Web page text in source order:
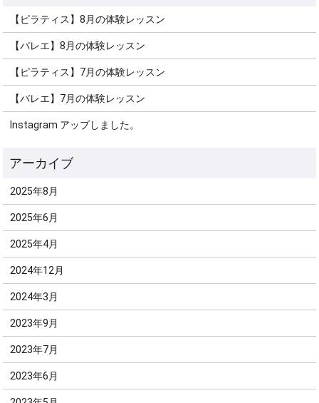
【ピラティス】8月の体験レッスン
【バレエ】8月の体験レッスン
【ピラティス】7月の体験レッスン
【バレエ】7月の体験レッスン
Instagram アップしました。
2025年8月
2025年6月
2025年4月
2024年12月
2024年3月
2023年9月
2023年7月
2023年6月